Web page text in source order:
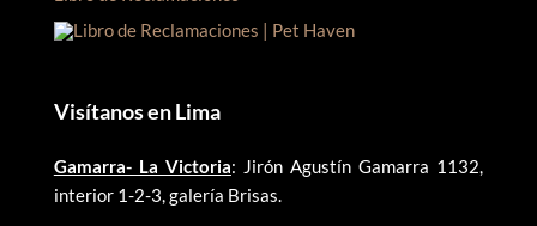
Visítanos en Lima
Gamarra- La Victoria: Jirón Agustín Gamarra 1132,
interior 1-2-3, galería Brisas.